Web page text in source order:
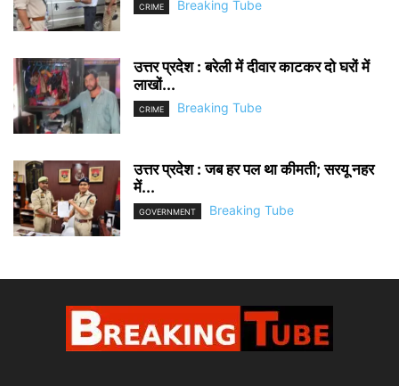
CRIME Breaking Tube
उत्तर प्रदेश : बरेली में दीवार काटकर दो घरों में
लाखों...
CRIME Breaking Tube
उत्तर प्रदेश : जब हर पल था कीमती; सरयू नहर
में...
GOVERNMENT Breaking Tube